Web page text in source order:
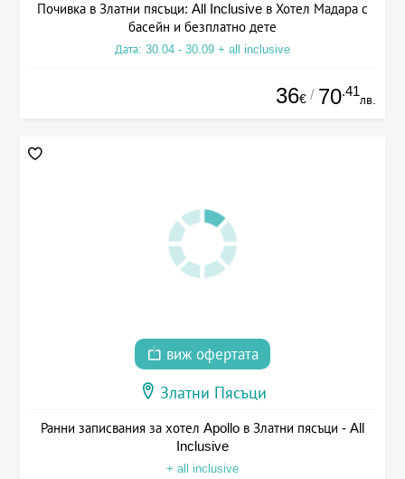
Почивка в Златни пясъци: All Inclusive в Хотел Мадара с
басейн и безплатно дете
Дата: 30.04 - 30.09 + all inclusive
36€ / 70.41
лв.
виж офертата
Златни Пясъци
Ранни записвания за хотел Apollo в Златни пясъци - All
Inclusive
+ all inclusive